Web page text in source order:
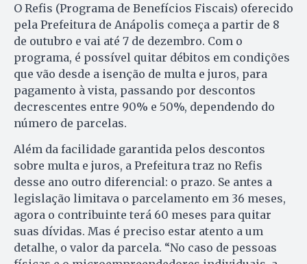
O Refis (Programa de Benefícios Fiscais) oferecido
pela Prefeitura de Anápolis começa a partir de 8
de outubro e vai até 7 de dezembro. Com o
programa, é possível quitar débitos em condições
que vão desde a isenção de multa e juros, para
pagamento à vista, passando por descontos
decrescentes entre 90% e 50%, dependendo do
número de parcelas.
Além da facilidade garantida pelos descontos
sobre multa e juros, a Prefeitura traz no Refis
desse ano outro diferencial: o prazo. Se antes a
legislação limitava o parcelamento em 36 meses,
agora o contribuinte terá 60 meses para quitar
suas dívidas. Mas é preciso estar atento a um
detalhe, o valor da parcela. “No caso de pessoas